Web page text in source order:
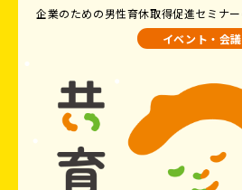
企業のための男性育休取得促進セミナ
イベント・会議